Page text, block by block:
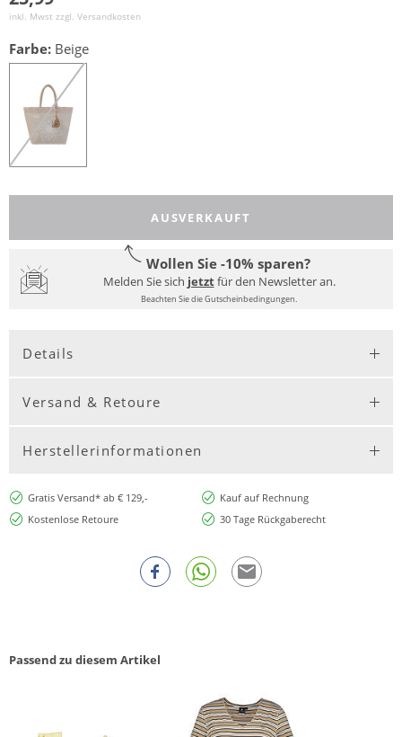
inkl. Mwst zzgl. Versandkosten
Farbe: Beige
AUSVERKAUFT
Wollen Sie -10% sparen?
Melden Sie sich jetztfür den Newsletter an.
Beachten Sie die Gutscheinbedingungen.
Details
Versand & Retoure
Herstellerinformationen
Gratis Versand* ab € 129,-
Kauf auf Rechnung
Kostenlose Retoure
30 Tage Rückgaberecht
Passend zu diesem Artikel